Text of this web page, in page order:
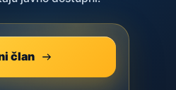
član